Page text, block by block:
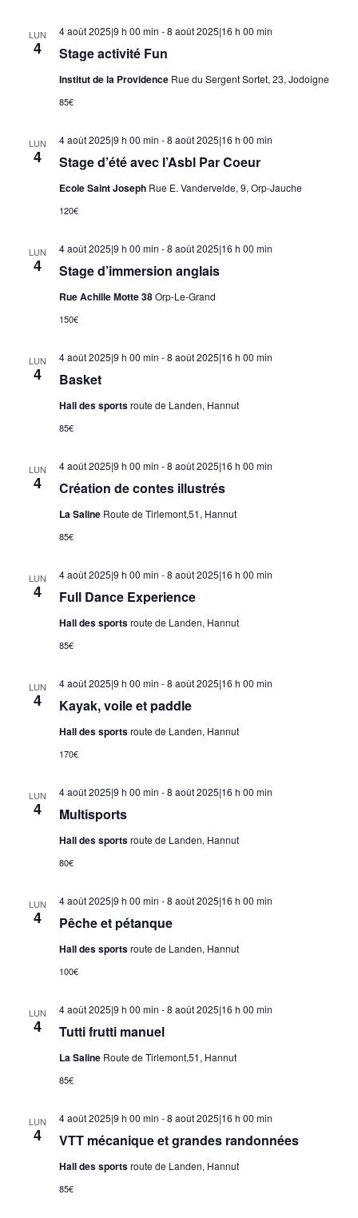
LUN
4 Stage activité Fun
4 août 2025|9 h 00 min -8 août 2025|16 h 00 min
Institut de la Providence Rue du Sergent Sortet, 23, Jodoigne
85€
LUN
4 Stage d’été avec l’Asbl Par Coeur
4 août 2025|9 h 00 min -8 août 2025|16 h 00 min
Ecole Saint Joseph Rue E. Vandervelde, 9, Orp-Jauche
120€
LUN
4 Stage d’immersion anglais
4 août 2025|9 h 00 min -8 août 2025|16 h 00 min
Rue Achille Motte 38Orp-Le-Grand
150€
LUN
4 Basket
4 août 2025|9 h 00 min -8 août 2025|16 h 00 min
Hall des sportsroute de Landen, Hannut
85€
LUN
4 Création de contes illustrés
4 août 2025|9 h 00 min -8 août 2025|16 h 00 min
La Saline Route de Tirlemont,51, Hannut
85€
LUN
4 Full Dance Experience
4 août 2025|9 h 00 min -8 août 2025|16 h 00 min
Hall des sportsroute de Landen, Hannut
85€
LUN
4 Kayak, voile et paddle
4 août 2025|9 h 00 min -8 août 2025|16 h 00 min
Hall des sportsroute de Landen, Hannut
170€
LUN
4 Multisports
4 août 2025|9 h 00 min -8 août 2025|16 h 00 min
Hall des sportsroute de Landen, Hannut
80€
LUN
4 Pêche et pétanque
4 août 2025|9 h 00 min -8 août 2025|16 h 00 min
Hall des sportsroute de Landen, Hannut
100€
LUN
4 Tutti frutti manuel
4 août 2025|9 h 00 min -8 août 2025|16 h 00 min
La Saline Route de Tirlemont,51, Hannut
85€
LUN
4 VTT mécanique et grandes randonnées
4 août 2025|9 h 00 min -8 août 2025|16 h 00 min
Hall des sportsroute de Landen, Hannut
85€